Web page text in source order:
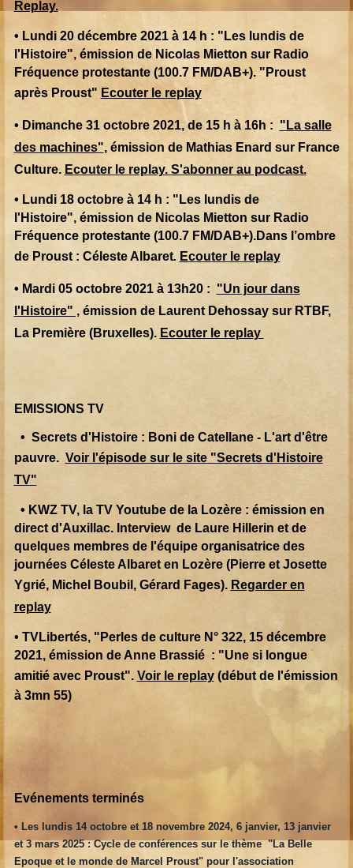
Replay.
• Lundi 20 décembre 2021 à 14 h : "Les lundis de
l'Histoire", émission de Nicolas Mietton sur Radio
Fréquence protestante (100.7 FM/DAB+). "Proust
après Proust" Ecouter le replay
• Dimanche 31 octobre 2021, de 15 h à 16h : "La salle
des machines", émission de Mathias Enard sur France
Culture. Ecouter le replay. S'abonner au podcast.
• Lundi 18 octobre à 14 h : "Les lundis de
l'Histoire", émission de Nicolas Mietton sur Radio
Fréquence protestante (100.7 FM/DAB+).Dans l’ombre
de Proust : Céleste Albaret. Ecouter le replay
• Mardi 05 octobre 2021 à 13h20 : "Un jour dans
l'Histoire" ,émission de Laurent Dehossay sur RTBF,
La Première (Bruxelles). Ecouter le replay
EMISSIONS TV
• Secrets d'Histoire : Boni de Catellane - L'art d'être
pauvre. Voir l'épisode sur le site "Secrets d'Histoire
TV"
• KWZ TV, la TV Youtube de la Lozère : émission en
direct d'Auxillac. Interview de Laure Hillerin et de
quelques membres de l'équipe organisatrice des
journées Céleste Albaret en Lozère (Pierre et Josette
Ygrié, Michel Boubil, Gérard Fages). Regarder en
replay
• TVLibertés, "Perles de culture N° 322, 15 décembre
2021, émission de Anne Brassié : "Une si longue
amitié avec Proust". Voir le replay(début de l'émission
à 3mn 55)
Evénements terminés
• Les lundis 14 octobre et 18 novembre 2024, 6 janvier, 13 janvier
et 3 mars 2025 : Cycle de conférences sur le thème "La Belle
Epoque et le monde de Marcel Proust" pour l'association